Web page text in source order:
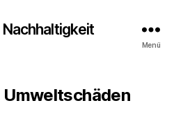
Nachhaltigkeit
Menü
Umweltschäden